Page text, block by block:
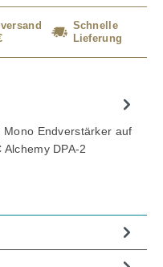
Schnelle
Lieferung
Mono Endverstärker auf
DPA-2